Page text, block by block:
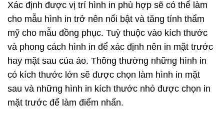
Xác định được vị trí hình in phù hợp sẽ có thể làm
cho mẫu hình in trở nên nổi bật và tăng tính thẩm
mỹ cho mẫu đồng phục. Tuỳ thuộc vào kích thước
và phong cách hình in để xác định nên in mặt trước
hay mặt sau của áo. Thông thường những hình in
có kích thước lớn sẽ được chọn làm hình in mặt
sau và những hình in kích thước nhỏ được chọn in
mặt trước để làm điểm nhấn.